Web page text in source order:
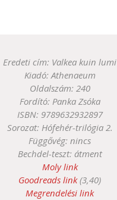
Eredeti cím: Valkea kuin lumi
Kiadó: Athenaeum
Oldalszám: 240
Fordító: Panka Zsóka
ISBN: 9789632932897
Sorozat: Hófehér-trilógia 2.
Függővég: nincs
Bechdel-teszt: átment
Moly link
Goodreads link(3,40)
Megrendelési link